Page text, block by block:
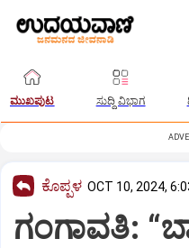
ಮುಖಪುಟ ಸುದ್ದಿ ವಿಭಾಗ
ಕೊಪ್ಪಳ OCT 10, 2024,
ಗಂಗಾವತಿ: